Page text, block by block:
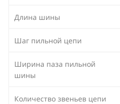
Длина шины
Шаг пильной цепи
Ширина паза пильной
шины
Количество звеньев цепи